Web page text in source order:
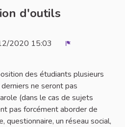
d'outils
2020 15:03
des étudiants plusieurs
ne seront pas
(dans le cas de sujets
pas forcément aborder de
questionnaire, un réseau social,